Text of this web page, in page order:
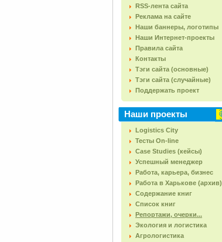
RSS-лента сайта
Реклама на сайте
Наши баннеры, логотипы
Наши Интернет-проекты
Правила сайта
Контакты
Тэги сайта (основные)
Тэги сайта (случайные)
Поддержать проект
Наши проекты
Logistics City
Тесты On-line
Case Studies (кейсы)
Успешный менеджер
Работа, карьера, бизнес
Работа в Харькове (архив)
Содержание книг
Список книг
Репортажи, очерки...
Экология и логистика
Агрологистика